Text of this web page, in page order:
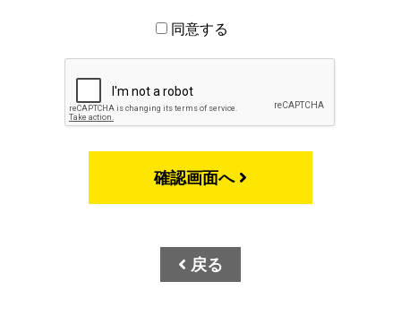
同意する
確認画面へ
戻る